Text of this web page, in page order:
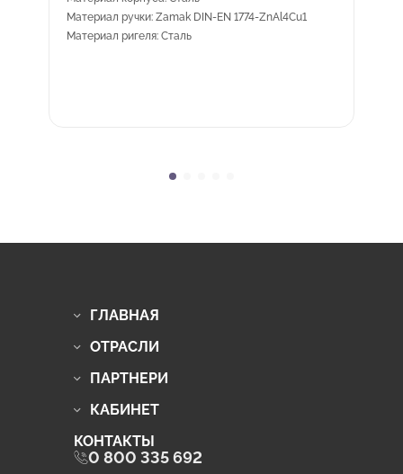
Материал ручки: Zamak DIN-EN 1774-ZnAl4Cu1
Материал ригеля: Сталь
ГЛАВНАЯ
ОТРАСЛИ
ПАРТНЕРИ
КАБИНЕТ
КОНТАКТЫ
0 800 335 692